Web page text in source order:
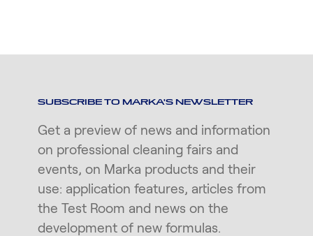
SUBSCRIBE TO MARKA'S NEWSLETTER
Get a preview of news and information
on professional cleaning fairs and
events, on Marka products and their
use: application features, articles from
the Test Room and news on the
development of new formulas.